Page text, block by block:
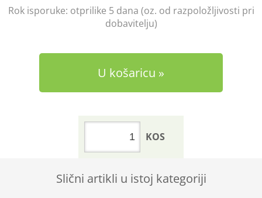
Rok isporuke: otprilike 5 dana (oz. od razpoložljivosti pri
dobavitelju)
U košaricu
KOS
Slični artikli u istoj kategoriji